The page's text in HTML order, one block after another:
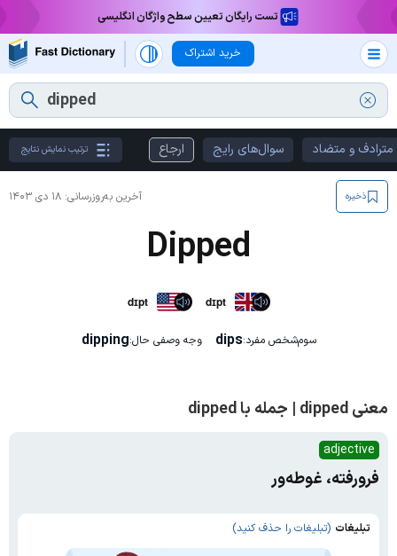
تست رایگان تعیین سطح واژگان انگلیسی
خرید اشتراک
مترادف و متضاد سوال‌های رایج ارجاع ترتیب نمایش نتایج
آخرین به‌روزرسانی: ۱۸ دی ۱۴۰۳ ذخیره
Dipped
dɪpt dɪpt
سوم‌شخص مفرد:dips وجه وصفی حال:dipping
معنی dipped | جمله با dipped
adjective
فرورفته، غوطه‌ور
تبلیغات (تبلیغات را حذف کنید)